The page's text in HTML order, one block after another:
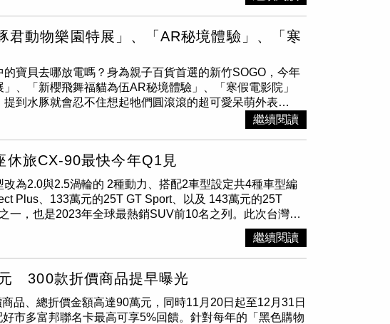
可以到展間好好感受Ariya的極致魅力。今年200台的配額
金直列四缸自然進氣汽油引擎，可輸出最大馬力
段自動變速系統後，可創造17.7km/L平均油耗。實際上路
助曲線，使得轉向的手感更平順且圓滑舒適，而配備的3A
輔助系統，提前介入CVT變速箱的換檔邏輯，自動調節傳
流暢。而在駕駛模式上，此車更配備了Eco節能模式供切
圖／黃威彬攝）全新改款SENTRA在 智行安全配備上，搭
超視距車輛追撞警示系統，可透過車輛前側雷達感知器
。而在ICC智慧型定速控制系統，會自動偵測前車行進車
版本更配備了EAPM油門誤踩緊急輔助系統，更可有效的
取及調整（圖／黃威彬攝）。（圖／黃威彬攝）
Nappa 真皮座椅。（圖／台灣馬自達提供）
載12.3吋整合智慧型全數位儀表板，搭配12.3吋多媒體影
通風和加熱功能，共升級配備總價值19萬元。在動力上，
列4缸引擎，擁有202 ps最大馬力及45 kgm最大扭力，搭
車駕馭系統，讓駕駛能自由調整「Normal一般」、「Eco
，Kia總代理台灣森那美起亞與桃竹苗經銷商夥伴上賀汽
於19日正式開幕。同時，因應Kia新能源車產品布局，也同
動物樂園特展」、「AR秘境體驗」、「寒
寶貝去哪放電嗎？身為親子百貨首選的新竹SOGO，今年
、「新櫻飛舞福貓為伍AR秘境體驗」、「寒假電影院」
到水豚就會忍不住想起牠們圓滾滾的超可愛呆萌外表
樂園特展，1/24~2/18全區免費入場之外，1/27週六更將舉
上即可獲得拍照券一張！除了展區門口設置有5隻不同色系
也有限定濾鏡拍貼機、各種萌趣商品周邊，可愛到讓人忍
首度舉辦水豚君動物樂園特展，活動期間全程免費入
要於1F中央路大門口指定位置下載SOGO APP開啟AR相
機閃耀表演秀，即日起至2/15將AR秘境體驗畫面分享至限
額，可加碼至3F贈獎處兌換招財貓紅包袋一份。於1F中
格美照！（圖／業者提供）「寒假電影院」則將於1/21週
Club會員、Facebook、LINE好友可免費索票入場觀看，
「寒假電影院」將在4F演藝廳放映，ThanQ Club會員、
）當然寒假的另一個重頭戲就是2月的農曆新年！每年都會
登場！SOGO APP會員以現金購買「錢龍撲滿」即可抽紅
Joie Float清亮雙向推車」、「BOSE 藍芽揚聲器」共300
」並舉辦新春試手氣活動，開店前100名顧客可免費參
繼續閱讀
旅CX-90最快今年Q1見
為2.0與2.5渦輪的 2種動力、搭配2車型設定共4種車型編
Plus、133萬元的25T GT Sport、以及 143萬元的25T
一，也是2023年全球最熱銷SUV前10名之列。此次台灣馬
® 環繞音響、 10.25 吋中
示、方向盤換檔快撥片與 USB Type-C 高功率充電裝置。
即標配 360度環景輔助系統、BOSE®環繞音響附10
SELECT PLUS 以上車型更標配 ALH 智慧型頭燈，除了
合防眩光模式能偵測對向來車、前方車輛尾燈及亮度，全
「流光金」車色，最受歡迎的20S SELECT PLUS車型導入
，結合座椅灰色滾邊飾條；擁有230ps/42.8kgm 最大動力
繼續閱讀
300款折價商品提早曝光
品、總折價金額高達90萬元，同時11月20日起至12月31日
市多富邦聯名卡最高可享5%回饋。針對每年的「黑色購物